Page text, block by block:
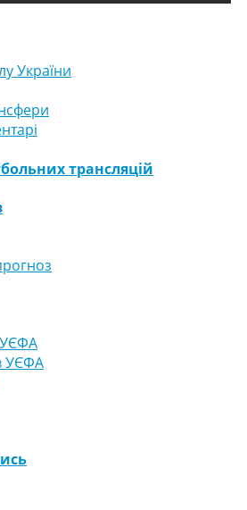
України
трансляцій
УЄФА
УЄФА